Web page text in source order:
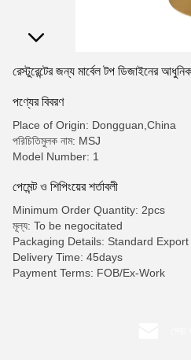
রেস্টুরেন্টের জন্য মার্বেল টপ ডিজাইনের
পণ্যের বিবরণ
Place of Origin: Dongguan,China
পরিচিতিমুলক নাম: MSJ
Model Number: 1
পেমেন্ট ও শিপিংয়ের শর্তাবলী
Minimum Order Quantity: 2pcs
মূল্য: To be negocitated
Packaging Details: Standard Export
Delivery Time: 45days
Payment Terms: FOB/Ex-Work